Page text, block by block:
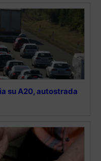
su A20, autostrada